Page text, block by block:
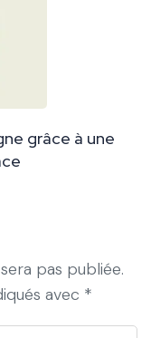
grâce à une
pas publiée.
avec *